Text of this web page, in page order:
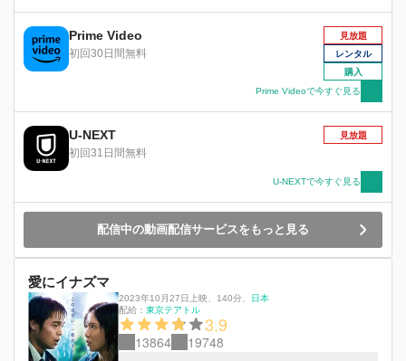
のを手伝って欲しい、と頼まれる。しかしその為
には、リカ自身が生死の境を彷徨う状況に陥らな
ければならない、と言う。危険極まりない依頼を
受けてしまった心優しいリカと幽霊少女たちは、
まずケイコの殺害犯（なべやかん）への復讐を成
功させる。だが何故か、ケイコは成仏出来ない。
村朝佳）。ナオミは、真の犯人たちは他にいる、
と告げ、私の指導の元、「幽霊復讐部隊」として
戦いなさいと命じる。こうして、リカと幽霊少女
たちの更なる壮絶な戦いが幕を開ける・・・！！
Prime Video
初回30日間無料
見放題
レンタル
購入
Prime Videoで今すぐ見る
U-NEXT
初回31日間無料
見放題
U-NEXTで今すぐ見る
配信中の動画配信サービスをもっと見る
愛にイナズマ
2023年10月27日上映 140分
日本
配給： 東京テアトル
3.9
13864 19748